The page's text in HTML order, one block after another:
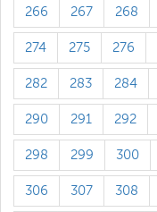
266 267 268
274 275 276
282 283 284
290 291 292
298 299 300
306 307 308